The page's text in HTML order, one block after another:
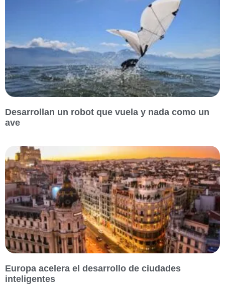
Desarrollan un robot que vuela y nada como un
ave
Europa acelera el desarrollo de ciudades
inteligentes